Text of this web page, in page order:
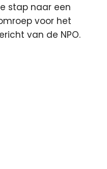
stap naar een
voor het
van de NPO.